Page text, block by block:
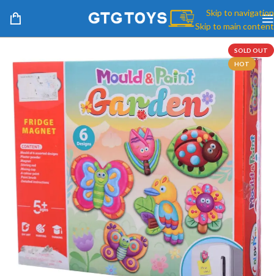
Skip to navigation
Skip to main content
SOLD OUT
HOT